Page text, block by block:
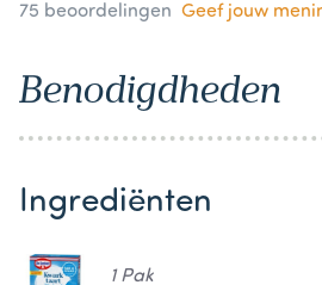
75 beoordelingen Geef jouw
Benodigdheden
Ingrediënten
1 Pak